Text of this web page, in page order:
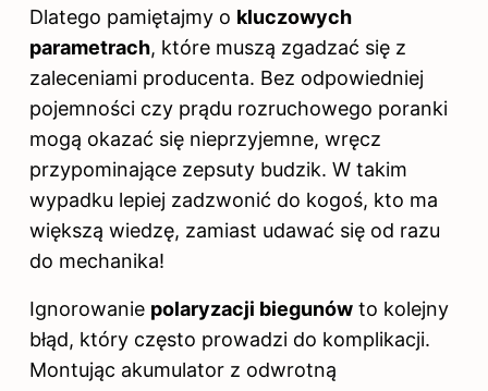
Dlatego pamiętajmy o kluczowych
parametrach, które muszą zgadzać się z
zaleceniami producenta. Bez odpowiedniej
pojemności czy prądu rozruchowego poranki
mogą okazać się nieprzyjemne, wręcz
przypominające zepsuty budzik. W takim
wypadku lepiej zadzwonić do kogoś, kto ma
większą wiedzę, zamiast udawać się od razu
do mechanika!
Ignorowanie polaryzacji biegunów to kolejny
błąd, który często prowadzi do komplikacji.
Montując akumulator z odwrotną